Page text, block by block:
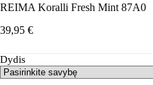
REIMA Koralli Fresh Mint 87A0
39,95 €
Dydis